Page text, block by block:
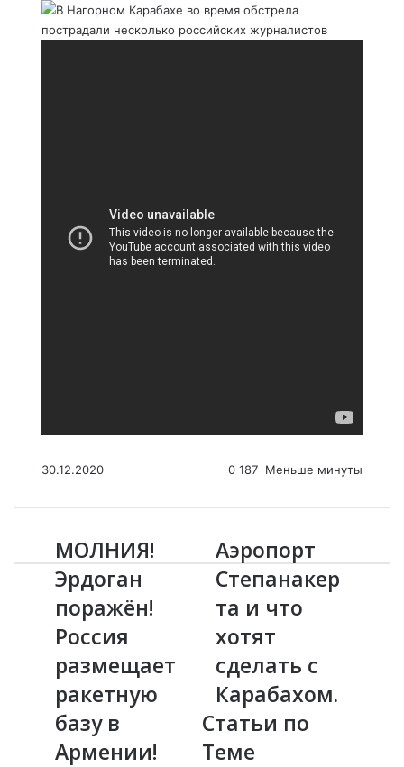
30.12.2020 0 187 Меньше минуты
М
О
Л
Н
И
Я
Э
р
д
о
г
МОЛНИЯ!
Эрдоган
поражён!
Россия
размещает
ракетную
базу в
Армении!
А
э
р
о
п
о
т
С
е
п
Аэропорт
Степанакер
та и что
хотят
сделать с
Карабахом.
Статьи по
Теме